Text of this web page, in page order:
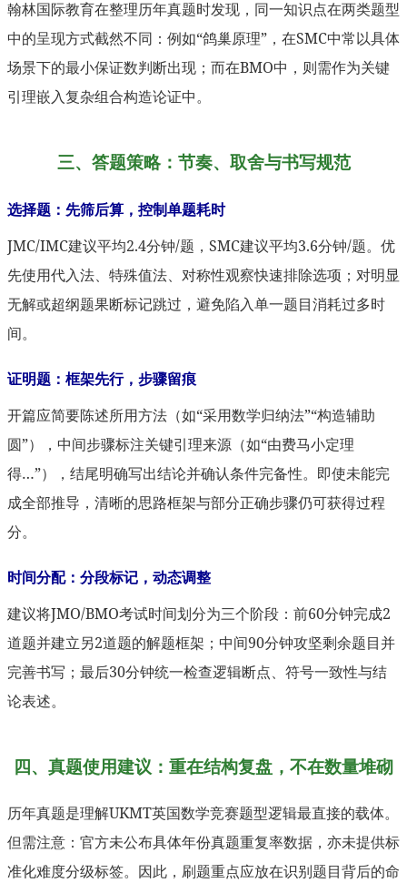
翰林国际教育在整理历年真题时发现，同一知识点在两类题型
中的呈现方式截然不同：例如“鸽巢原理”，在SMC中常以具体
场景下的最小保证数判断出现；而在BMO中，则需作为关键
引理嵌入复杂组合构造论证中。
三、答题策略：节奏、取舍与书写规范
选择题：先筛后算，控制单题耗时
JMC/IMC建议平均2.4分钟/题，SMC建议平均3.6分钟/题。优
先使用代入法、特殊值法、对称性观察快速排除选项；对明显
无解或超纲题果断标记跳过，避免陷入单一题目消耗过多时
间。
证明题：框架先行，步骤留痕
开篇应简要陈述所用方法（如“采用数学归纳法”“构造辅助
圆”），中间步骤标注关键引理来源（如“由费马小定理
得…”），结尾明确写出结论并确认条件完备性。即使未能完
成全部推导，清晰的思路框架与部分正确步骤仍可获得过程
分。
时间分配：分段标记，动态调整
建议将JMO/BMO考试时间划分为三个阶段：前60分钟完成2
道题并建立另2道题的解题框架；中间90分钟攻坚剩余题目并
完善书写；最后30分钟统一检查逻辑断点、符号一致性与结
论表述。
四、真题使用建议：重在结构复盘，不在数量堆砌
历年真题是理解UKMT英国数学竞赛题型逻辑最直接的载体。
但需注意：官方未公布具体年份真题重复率数据，亦未提供标
准化难度分级标签。因此，刷题重点应放在识别题目背后的命